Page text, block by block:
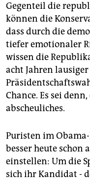
Gegenteil die
können die
dass durch die
tiefer emotionaler
wissen die
acht Jahren
Chance. Es sei
abscheuliches.
Puristen im
besser heute schon
einstellen: Um die
sich ihr Kandidat -